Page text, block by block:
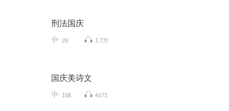
刑法国庆
26 1.7万
国庆美诗文
108 4173